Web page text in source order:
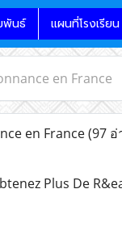
พันธ์ แผนที่โรงเรียน
en France
en France(97 อ่
Plus De